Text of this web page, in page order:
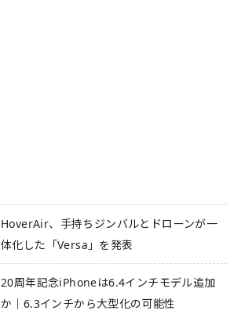
HoverAir、手持ちジンバルとドローンが一
体化した「Versa」を発表
20周年記念iPhoneは6.4インチモデル追加
か｜6.3インチから大型化の可能性